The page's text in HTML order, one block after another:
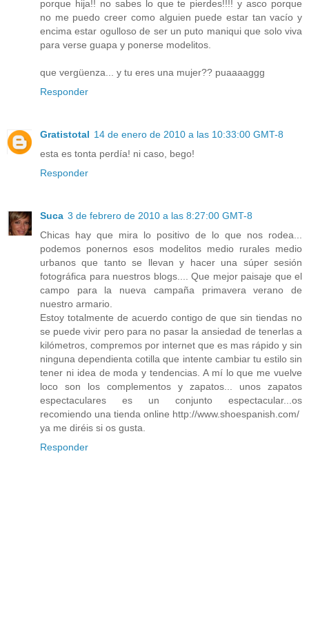
porque hija!! no sabes lo que te pierdes!!!! y asco porque
no me puedo creer como alguien puede estar tan vacío y
encima estar ogulloso de ser un puto maniqui que solo viva
para verse guapa y ponerse modelitos.
que vergüenza... y tu eres una mujer?? puaaaaggg
Responder
Gratistotal 14 de enero de 2010 a las 10:33:00 GMT-8
esta es tonta perdía! ni caso, bego!
Responder
Suca 3 de febrero de 2010 a las 8:27:00 GMT-8
Chicas hay que mira lo positivo de lo que nos rodea...
podemos ponernos esos modelitos medio rurales medio
urbanos que tanto se llevan y hacer una súper sesión
fotográfica para nuestros blogs.... Que mejor paisaje que el
campo para la nueva campaña primavera verano de
nuestro armario.
Estoy totalmente de acuerdo contigo de que sin tiendas no
se puede vivir pero para no pasar la ansiedad de tenerlas a
kilómetros, compremos por internet que es mas rápido y sin
ninguna dependienta cotilla que intente cambiar tu estilo sin
tener ni idea de moda y tendencias. A mí lo que me vuelve
loco son los complementos y zapatos... unos zapatos
espectaculares es un conjunto espectacular...os
recomiendo una tienda online http://www.shoespanish.com/
ya me diréis si os gusta.
Responder